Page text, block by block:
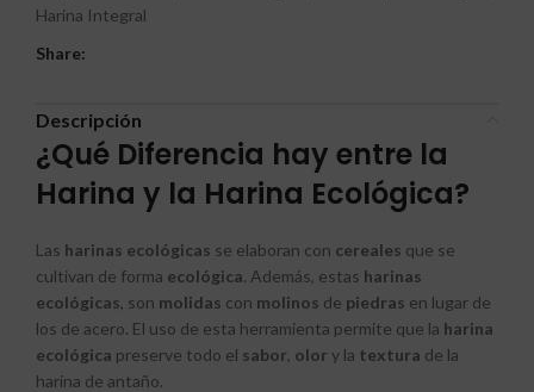
Harina Integral
Share:
Descripción
¿Qué Diferencia hay entre la
Harina y la Harina Ecológica?
Las harinas ecológicas se elaboran con cereales que se
cultivan de forma ecológica. Además, estas harinas
ecológicas, son molidas con molinos de piedras en lugar de
los de acero. El uso de esta herramienta permite que la harina
ecológica preserve todo el sabor, olor y la textura de la
harina de antaño.